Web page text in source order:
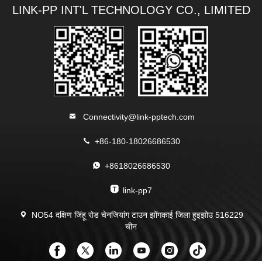
LINK-PP INT'L TECHNOLOGY CO., LIMITED
Connectivity@link-pptech.com
+86-180-18026686530
+8618026686530
link-pp7
NO54 दक्षिण जिंहू रोड चेनजियांग टाउन झोंगकाई जिला हुइझोउ 516229
चीन